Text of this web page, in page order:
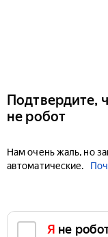
Подтвердите,
не робот
Нам очень жаль, но
автоматические.
Я не